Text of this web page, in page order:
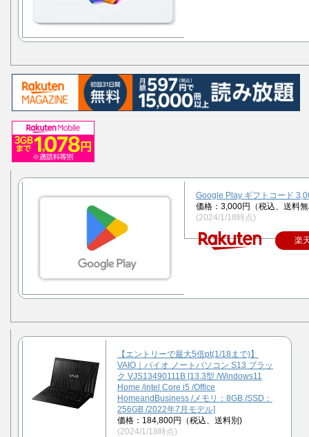
Google Play ギフトコード
価格：3,000円（税込、送料
(2024/1/18時点)
楽
【エントリーで最大5倍pt(1/18まで)】
VAIO｜バイオ ノートパソコン S13 ブラッ
ク VJS13490111B [13.3型 /Windows11
Home /intel Core i5 /Office
HomeandBusiness /メモリ：8GB /SSD：
256GB /2022年7月モデル]
価格：184,800円（税込、送料別)
(2024/1/18時点)